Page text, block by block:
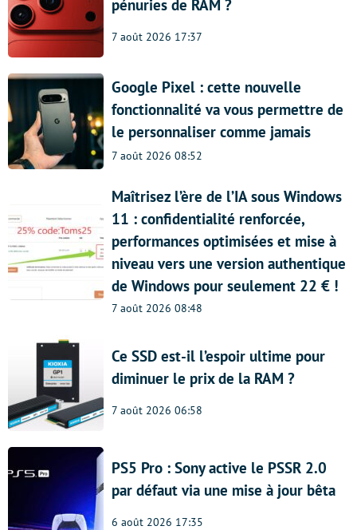
pénuries de RAM ?
7 août 2026 17:37
Google Pixel : cette nouvelle
fonctionnalité va vous permettre de
le personnaliser comme jamais
7 août 2026 08:52
Maîtrisez l’ère de l’IA sous Windows
11 : confidentialité renforcée,
performances optimisées et mise à
niveau vers une version authentique
de Windows pour seulement 22 € !
7 août 2026 08:48
Ce SSD est-il l’espoir ultime pour
diminuer le prix de la RAM ?
7 août 2026 06:58
PS5 Pro : Sony active le PSSR 2.0
par défaut via une mise à jour bêta
6 août 2026 17:35